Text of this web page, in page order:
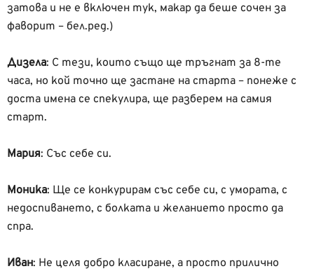
затова и не е включен тук, макар да беше сочен за
фаворит – бел.ред.)
Дизела: С тези, които също ще тръгнат за 8-те
часа, но кой точно ще застане на старта – понеже с
доста имена се спекулира, ще разберем на самия
старт.
Мария: Със себе си.
Моника: Ще се конкурирам със себе си, с умората, с
недоспиването, с болката и желанието просто да
спра.
Иван: Не целя добро класиране, а просто прилично